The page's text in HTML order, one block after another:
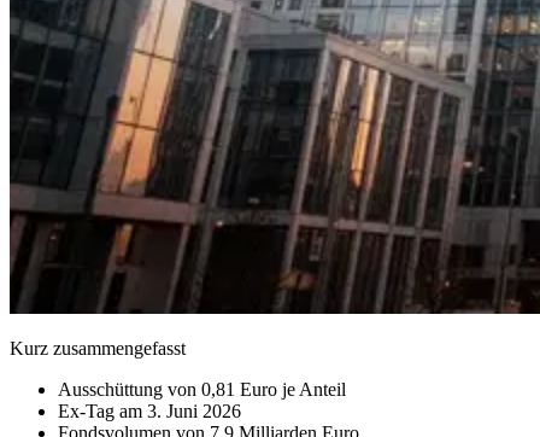
Kurz zusammengefasst
Ausschüttung von 0,81 Euro je Anteil
Ex-Tag am 3. Juni 2026
Fondsvolumen von 7,9 Milliarden Euro